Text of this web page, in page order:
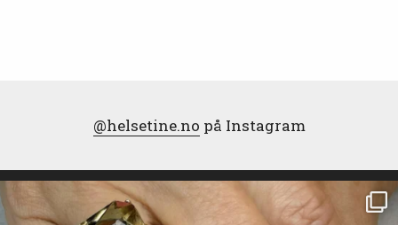
@helsetine.no på Instagram